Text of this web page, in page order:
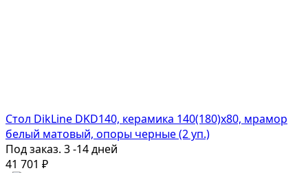
Стол DikLine DKD140, керамика 140(180)х80, мрамор
белый матовый, опоры черные (2 уп.)
Под заказ. 3 -14 дней
41 701 ₽